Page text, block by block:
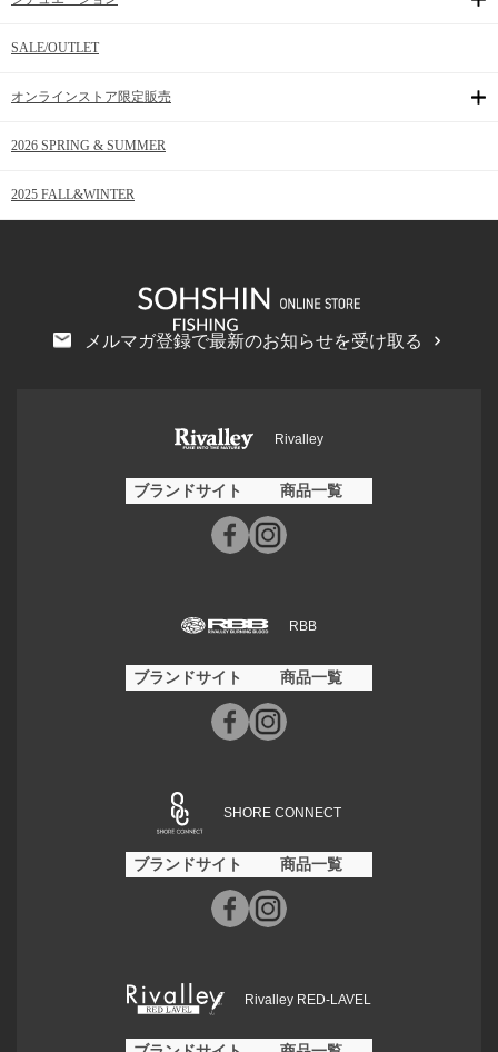
SALE/OUTLET
オンラインストア限定販売
2026 SPRING & SUMMER
2025 FALL&WINTER
メルマガ登録で最新のお知らせを受け取る
Rivalley
ブランドサイト 商品一覧
RBB
ブランドサイト 商品一覧
SHORE CONNECT
ブランドサイト 商品一覧
Rivalley RED-LAVEL